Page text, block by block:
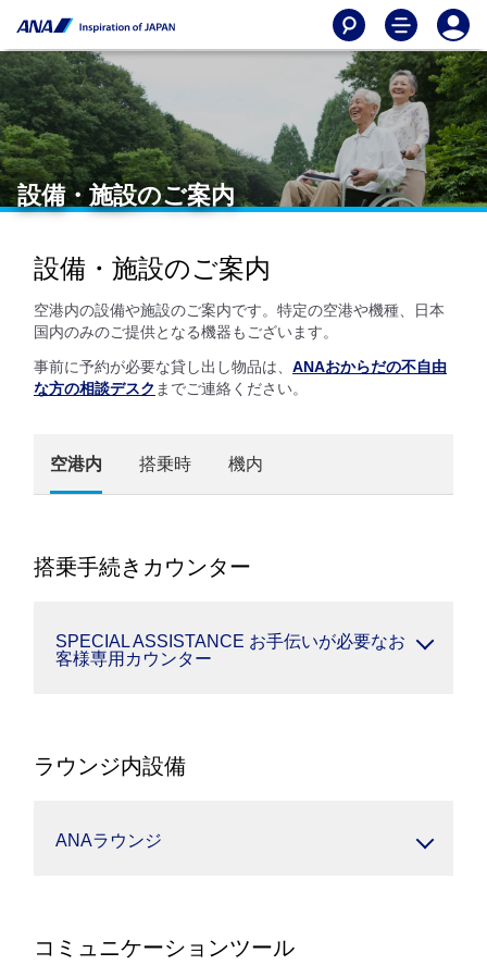
設備・施設のご案内
設備・施設のご案内
空港内の設備や施設のご案内です。特定の空港や機種、日本
国内のみのご提供となる機器もございます。
事前に予約が必要な貸し出し物品は、 ANAおからだの不自由
な方の相談デスク までご連絡ください。
空港内 搭乗時 機内
搭乗手続きカウンター
SPECIAL ASSISTANCE お手伝いが必要なお
客様専用カウンター
ラウンジ内設備
ANAラウンジ
コミュニケーションツール